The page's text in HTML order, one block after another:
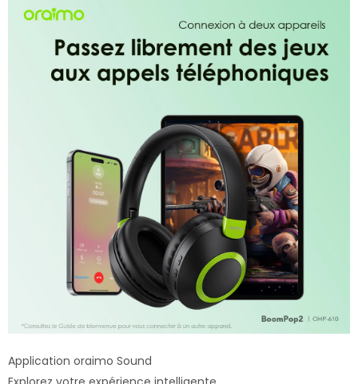
Application oraimo Sound